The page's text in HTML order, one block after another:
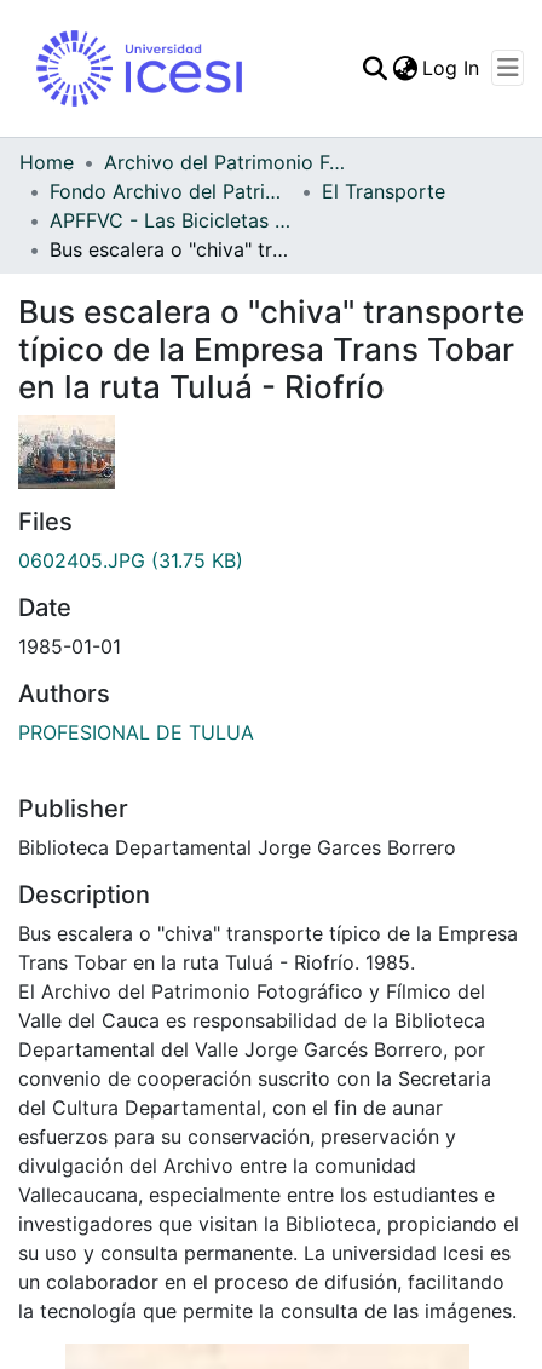
Statistics
Log In
Home
Archivo del Patrimonio Fotográfico y Fílmico del Valle del Cauca
Fondo Archivo del Patrimonio Fotográfico y Fílmico del Valle del Cauca
El Transporte
APFFVC - Las Bicicletas y Ca - Patrimonial
Bus escalera o "chiva" transporte típico de la Empresa Trans Tobar en la ruta Tuluá - Riofrío
Bus escalera o "chiva" transporte
típico de la Empresa Trans Tobar
en la ruta Tuluá - Riofrío
Files
0602405.JPG (31.75 KB)
Date
1985-01-01
Authors
PROFESIONAL DE TULUA
Publisher
Biblioteca Departamental Jorge Garces Borrero
Description
Bus escalera o "chiva" transporte típico de la Empresa
Trans Tobar en la ruta Tuluá - Riofrío. 1985.
El Archivo del Patrimonio Fotográfico y Fílmico del
Valle del Cauca es responsabilidad de la Biblioteca
Departamental del Valle Jorge Garcés Borrero, por
convenio de cooperación suscrito con la Secretaria
del Cultura Departamental, con el fin de aunar
esfuerzos para su conservación, preservación y
divulgación del Archivo entre la comunidad
Vallecaucana, especialmente entre los estudiantes e
investigadores que visitan la Biblioteca, propiciando el
su uso y consulta permanente. La universidad Icesi es
un colaborador en el proceso de difusión, facilitando
la tecnología que permite la consulta de las imágenes.